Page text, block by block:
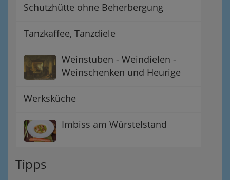
Schutzhütte ohne Beherbergung
Tanzkaffee, Tanzdiele
Weinstuben - Weindielen -
Weinschenken und Heurige
Werksküche
Imbiss am Würstelstand
Tipps